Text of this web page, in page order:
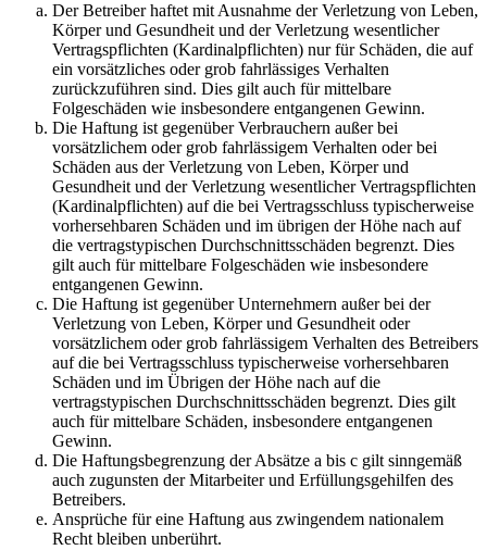
Der Betreiber haftet mit Ausnahme der Verletzung von Leben,
Körper und Gesundheit und der Verletzung wesentlicher
Vertragspflichten (Kardinalpflichten) nur für Schäden, die auf
ein vorsätzliches oder grob fahrlässiges Verhalten
zurückzuführen sind. Dies gilt auch für mittelbare
Folgeschäden wie insbesondere entgangenen Gewinn.
Die Haftung ist gegenüber Verbrauchern außer bei
vorsätzlichem oder grob fahrlässigem Verhalten oder bei
Schäden aus der Verletzung von Leben, Körper und
Gesundheit und der Verletzung wesentlicher Vertragspflichten
(Kardinalpflichten) auf die bei Vertragsschluss typischerweise
vorhersehbaren Schäden und im übrigen der Höhe nach auf
die vertragstypischen Durchschnittsschäden begrenzt. Dies
gilt auch für mittelbare Folgeschäden wie insbesondere
entgangenen Gewinn.
Die Haftung ist gegenüber Unternehmern außer bei der
Verletzung von Leben, Körper und Gesundheit oder
vorsätzlichem oder grob fahrlässigem Verhalten des Betreibers
auf die bei Vertragsschluss typischerweise vorhersehbaren
Schäden und im Übrigen der Höhe nach auf die
vertragstypischen Durchschnittsschäden begrenzt. Dies gilt
auch für mittelbare Schäden, insbesondere entgangenen
Gewinn.
Die Haftungsbegrenzung der Absätze a bis c gilt sinngemäß
auch zugunsten der Mitarbeiter und Erfüllungsgehilfen des
Betreibers.
Ansprüche für eine Haftung aus zwingendem nationalem
Recht bleiben unberührt.